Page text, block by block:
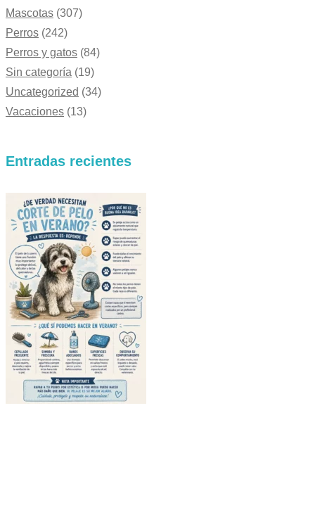
Mascotas (307)
Perros (242)
Perros y gatos (84)
Sin categoría (19)
Uncategorized (34)
Vacaciones (13)
Entradas recientes